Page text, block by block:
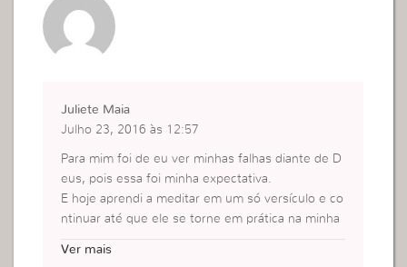
Juliete Maia
Julho 23, 2016 às 12:57
Para mim foi de eu ver minhas falhas diante de D
eus, pois essa foi minha expectativa.
E hoje aprendi a meditar em um só versículo e co
ntinuar até que ele se torne em prática na minha
Ver mais